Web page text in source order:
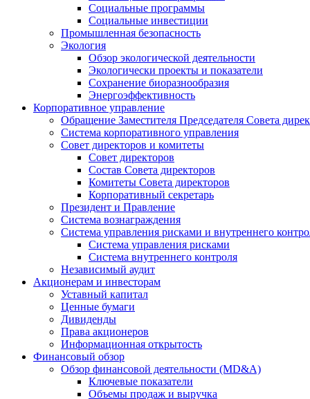
Социальные программы
Социальные инвестиции
Промышленная безопасность
Экология
Обзор экологической деятельности
Экологически проекты и показатели
Сохранение биоразнообразия
Энергоэффективность
Корпоративное управление
Обращение Заместителя Председателя Совета
Система корпоративного управления
Совет директоров и комитеты
Совет директоров
Состав Совета директоров
Комитеты Совета директоров
Корпоративный секретарь
Президент и Правление
Система вознаграждения
Система управления рисками и внутреннего
Система управления рисками
Система внутреннего контроля
Независимый аудит
Акционерам и инвесторам
Уставный капитал
Ценные бумаги
Дивиденды
Права акционеров
Информационная открытость
Финансовый обзор
Обзор финансовой деятельности (MD&A)
Ключевые показатели
Объемы продаж и выручка